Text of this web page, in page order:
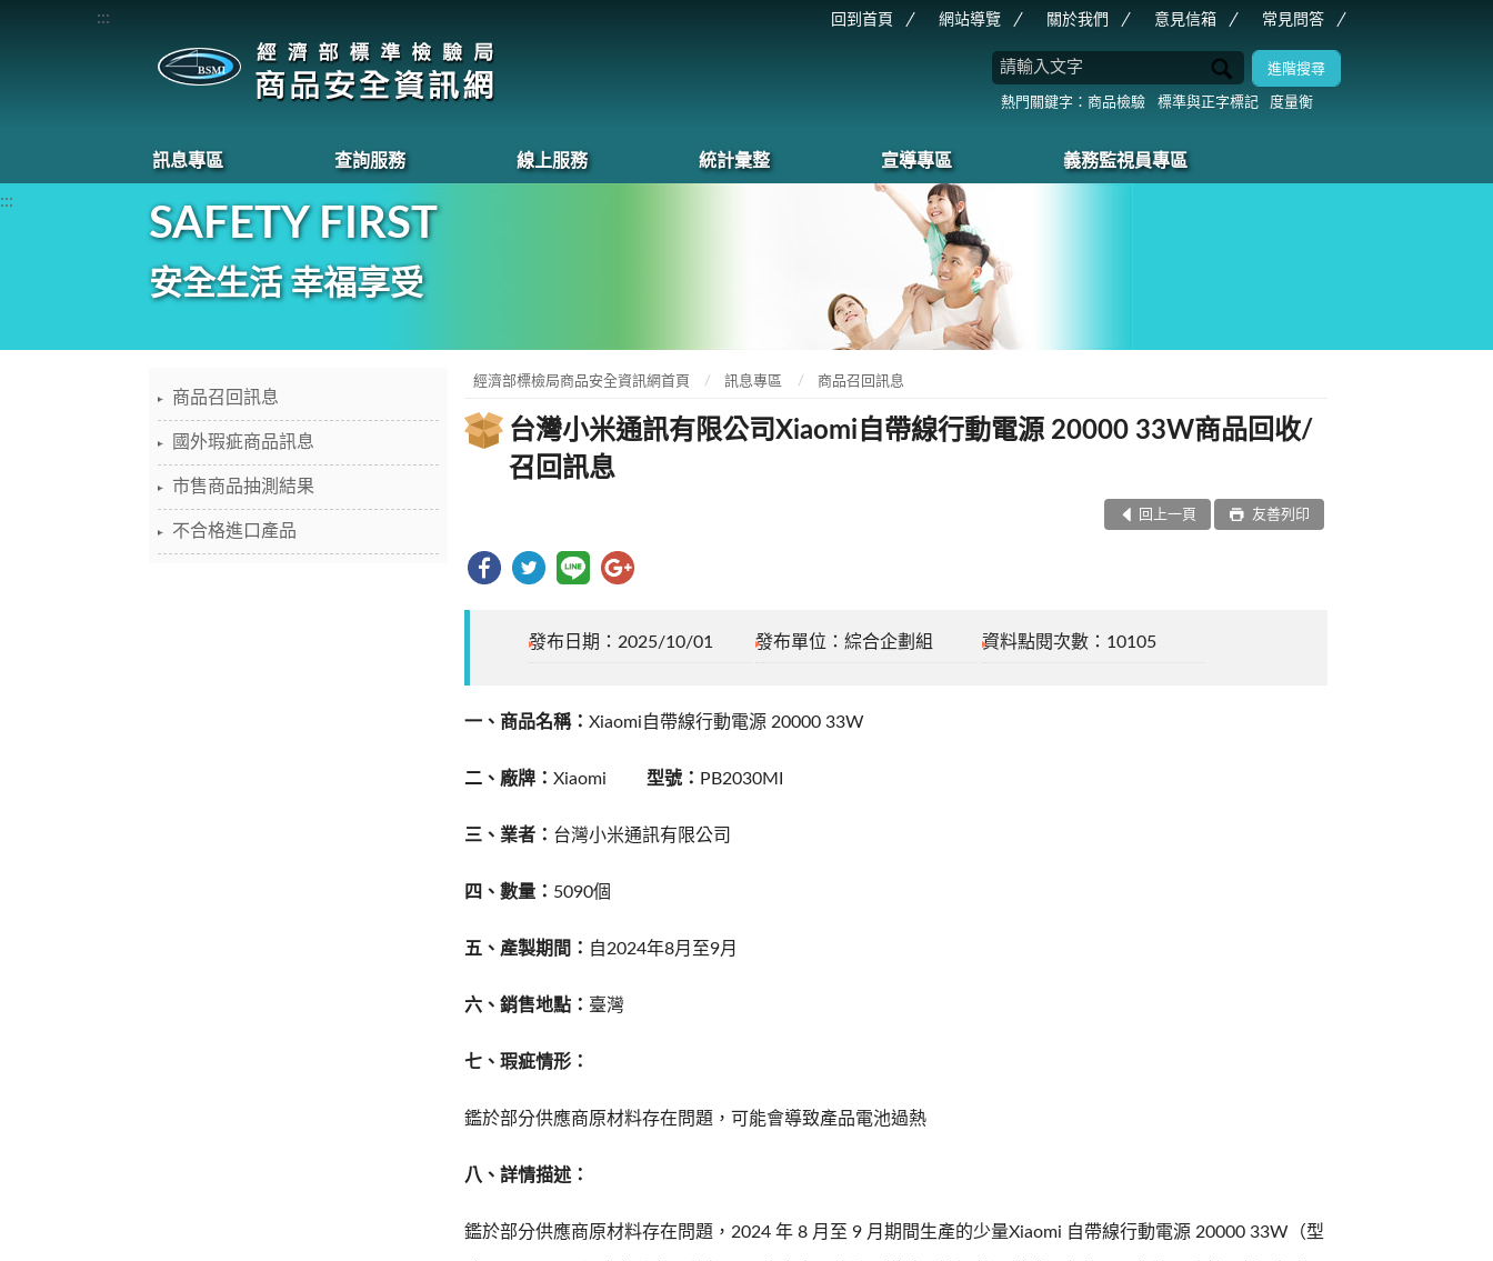
回到首頁 網站導覽 關於我們 意見信箱 常見問答
:::
商品檢驗 標準與正字標記 度量衡
訊息專區 查詢服務 線上服務 統計彙整 宣導專區 義務監視員專區
:::
SAFETY FIRST
安全生活 幸福享受
商品召回訊息
國外瑕疵商品訊息
市售商品抽測結果
不合格進口產品
經濟部標檢局商品安全資訊網首頁 訊息專區 商品召回訊息
台灣小米通訊有限公司Xiaomi自帶線行動電源 20000 33W商品回收/
召回訊息
回上一頁 友善列印
發布日期：2025/10/01 發布單位：綜合企劃組 資料點閱次數：10105
一、商品名稱：Xiaomi自帶線行動電源 20000 33W
二、廠牌：Xiaomi 型號： PB2030MI
三、業者： 台灣小米通訊有限公司
四、數量： 5090個
五、產製期間： 自2024年8月至9月
六、銷售地點： 臺灣
七、瑕疵情形：
鑑於部分供應商原材料存在問題，可能會導致產品電池過熱
八、詳情描述：
鑑於部分供應商原材料存在問題，2024 年 8 月至 9 月期間生產的少量Xiaomi 自帶線行動電源 20000 33W（型